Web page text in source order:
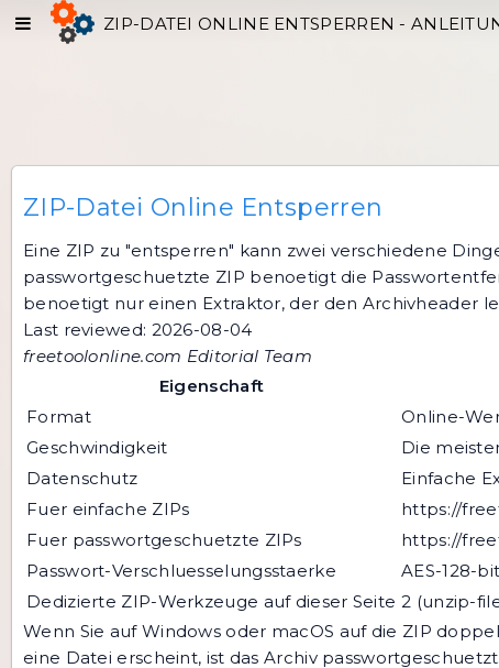
ZIP-DATEI ONLINE ENTSPERREN -
ZIP-Datei Online Entsperren
Eine ZIP zu "entsperren" kann zwei verschiedene
passwortgeschuetzte ZIP benoetigt die
benoetigt nur einen Extraktor, der den Archivheader
Last reviewed: 2026-08-04
freetoolonline.com Editorial Team
Eigenschaft
Format
Online-
Geschwindigkeit
Die
Datenschutz
Einfache
Fuer einfache ZIPs
https://
Fuer passwortgeschuetzte ZIPs
https://
Passwort-Verschluesselungsstaerke
AES-128-
Dedizierte ZIP-Werkzeuge auf dieser Seite 2 (unzip-
Wenn Sie auf Windows oder macOS auf die ZIP
eine Datei erscheint, ist das Archiv